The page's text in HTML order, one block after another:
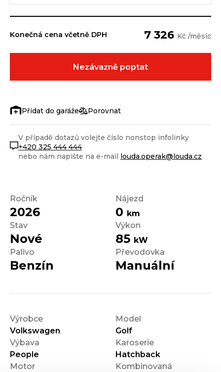
Ročník
2026
Nájezd
0 km
Stav
Nové
Výkon
85 kW
Palivo
Benzín
Převodovka
Manuální
Výrobce
Volkswagen
Model
Golf
Výbava
People
Karoserie
Hatchback
Motor
Kombinovaná
Konečná cena včetně DPH 7 326 Kč /měsíc
Nezávazně poptat
Porovnat
V případě dotazů volejte číslo nonstop infolinky
+420 325 444 444
nebo nám napište na e-mail
louda.operak@louda.cz